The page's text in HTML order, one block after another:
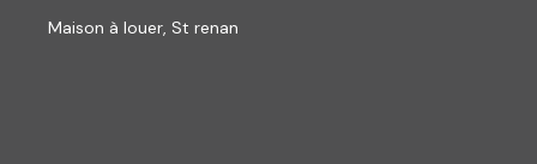
Maison à louer, St renan